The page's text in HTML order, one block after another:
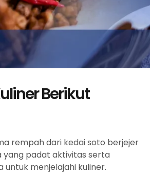
Berikut
rempah dari kedai soto berjejer
yang padat aktivitas serta
untuk menjelajahi kuliner.